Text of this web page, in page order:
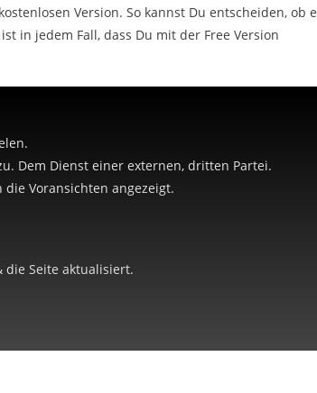
Version. So kannst Du entscheiden, ob
in jedem Fall, dass Du mit der Free Version
Dem Dienst einer externen, dritten Partei.
Voransichten angezeigt.
die Seite aktualisiert.